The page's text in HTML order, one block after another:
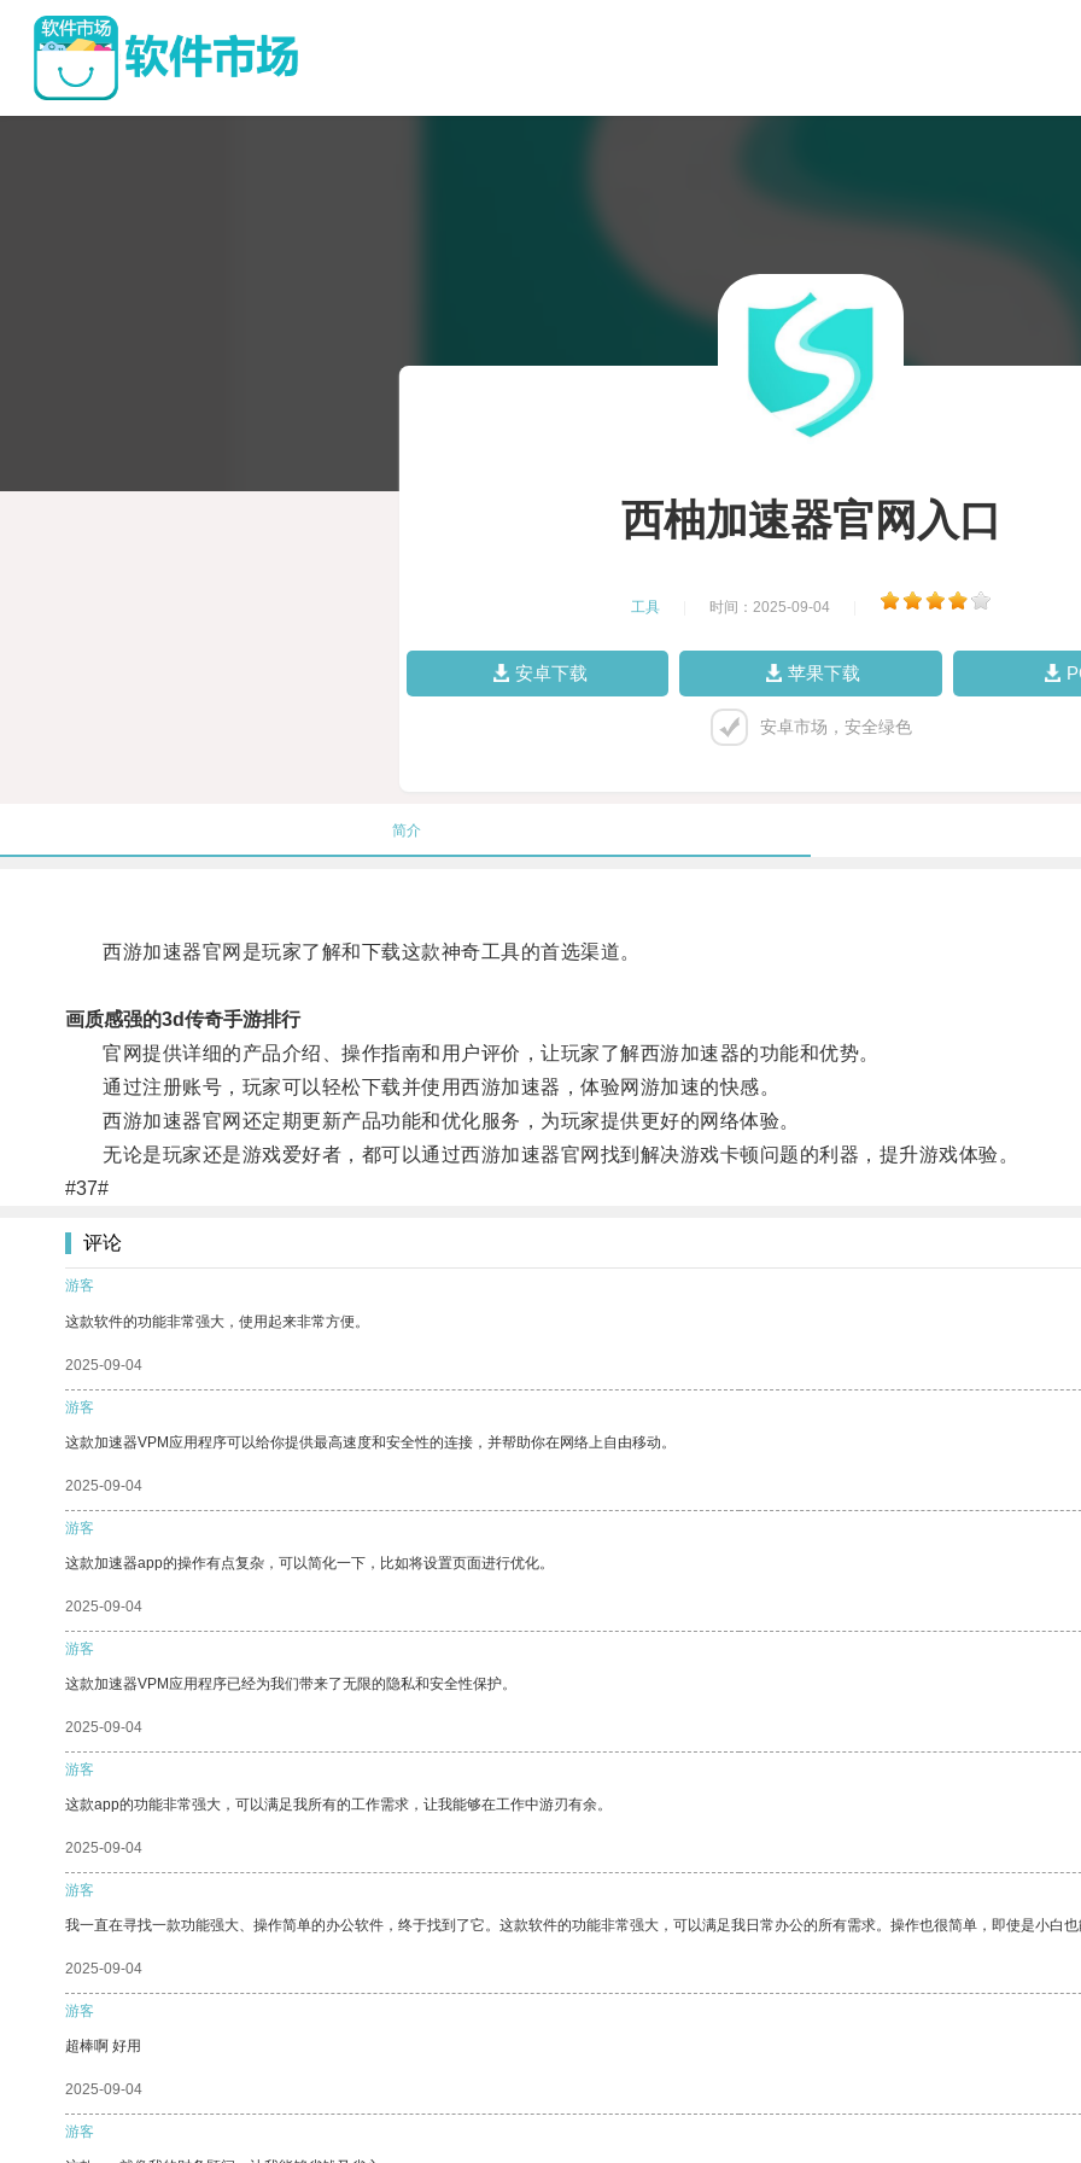
西柚加速器官网入口
工具 时间：2025-09-04
安卓下载 苹果下载
安卓市场，安全绿色
简介
西游加速器官网是玩家了解和下载这款神奇工具的首选渠道。
画质感强的3d传奇手游排行
官网提供详细的产品介绍、操作指南和用户评价，让玩家了解西游加速器的功能和优势。
通过注册账号，玩家可以轻松下载并使用西游加速器，体验网游加速的快感。
西游加速器官网还定期更新产品功能和优化服务，为玩家提供更好的网络体验。
无论是玩家还是游戏爱好者，都可以通过西游加速器官网找到解决游戏卡顿问题的利器，提升游戏体验。
#37#
评论
游客
这款软件的功能非常强大，使用起来非常方便。
2025-09-04
游客
这款加速器VPM应用程序可以给你提供最高速度和安全性的连接，并帮助你在网络上自由移动。
2025-09-04
游客
这款加速器app的操作有点复杂，可以简化一下，比如将设置页面进行优化。
2025-09-04
游客
这款加速器VPM应用程序已经为我们带来了无限的隐私和安全性保护。
2025-09-04
游客
这款app的功能非常强大，可以满足我所有的工作需求，让我能够在工作中游刃有余。
2025-09-04
游客
我一直在寻找一款功能强大、操作简单的办公软件，终于找到了它。这款软件的功能非常强大，可以满足我日常办公的所有需求。操作也很简单，即使是小白也
2025-09-04
游客
超棒啊 好用
2025-09-04
游客